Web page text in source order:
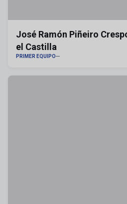
José Ramón Piñeiro
el Castilla
PRIMER EQUIPO